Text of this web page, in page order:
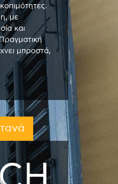
με
και
μπροστά,